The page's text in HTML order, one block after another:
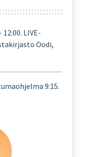
LIVE-
Oodi,
9:15.